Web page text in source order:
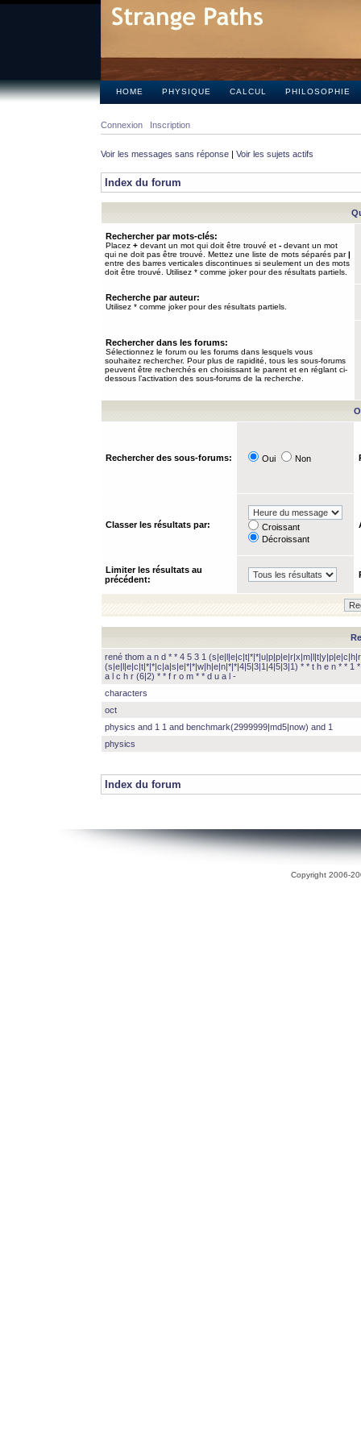
HOME PHYSIQUE CALCUL PHILOSOPHIE
Connexion Inscription
Voir les messages sans réponse | Voir les sujets actifs
Index du forum
Rechercher par mots-clés:
Placez + devant un mot qui doit être trouvé et - devant un mot
qui ne doit pas être trouvé. Mettez une liste de mots séparés par|
entre des barres verticales discontinues si seulement un des mots
doit être trouvé. Utilisez * comme joker pour des résultats partiels.
Recherche par auteur:
Utilisez * comme joker pour des résultats partiels.
Rechercher dans les forums:
Sélectionnez le forum ou les forums dans lesquels vous
souhaitez rechercher. Pour plus de rapidité, tous les sous-forums
peuvent être recherchés en choisissant le parent et en réglant ci-
dessous l’activation des sous-forums de la recherche.
Rechercher des sous-forums: Oui Non
Classer les résultats par:
Croissant
Décroissant
Limiter les résultats au
précédent:
rené thom a n d * * 4 5 3 1
(s|e|l|e|c|t|*|*|c|a|s|e|*|*|w|h|e|n|*|*|4|5|3|1|4|5|3|1) * * t h e n * * 1
a l c h r (6|2) * * f r o m * * d u a l -
characters
oct
physics and 1 1 and benchmark(2999999|md5|now) and 1
physics
Index du forum
Copyright 2006-